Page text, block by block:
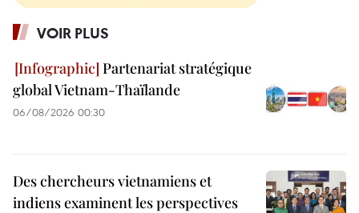
VOIR PLUS
Partenariat stratégique
global Vietnam-Thaïlande
06/08/2026 00:30
Des chercheurs vietnamiens et
indiens examinent les perspectives